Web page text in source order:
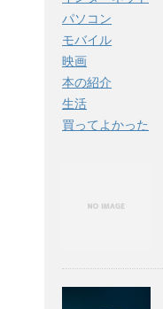
パソコン
モバイル
映画
本の紹介
生活
買ってよかった